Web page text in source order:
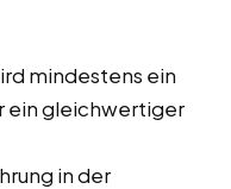
mindestens ein
ein gleichwertiger
in der